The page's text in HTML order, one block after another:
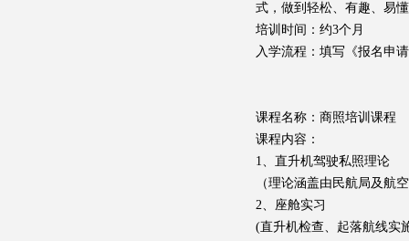
式，做到轻松、有趣、易
培训时间：约3个月
入学流程：填写《报名
课程名称：商照培训课程
课程内容：
1、直升机驾驶私照理论
（理论涵盖由民航局及航
2、座舱实习
(直升机检查、起落航线实